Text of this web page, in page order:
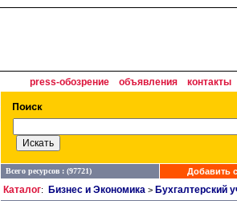
press-обозрение объявления контакты
Всего ресурсов : (97721) Добавить
Каталог: Бизнес и Экономика > Бухгалтерский